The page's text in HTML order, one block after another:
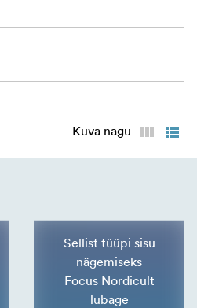
Kuva nagu
Sellist tüüpi sisu
nägemiseks
Focus Nordicult
lubage